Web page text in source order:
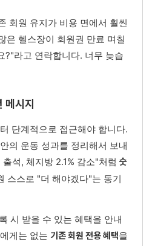
회원 유지가 비용 면에서 훨씬
은 헬스장이 회원권 만료 며칠
?"라고 연락합니다. 너무 늦습
메시지
단계적으로 접근해야 합니다.
의 운동 성과를 정리해서 보내
석, 체지방 2.1% 감소"처럼 숫
스스로 "더 해야겠다"는 동기
시 받을 수 있는 혜택을 안내
게는 없는 기존 회원 전용 혜택을